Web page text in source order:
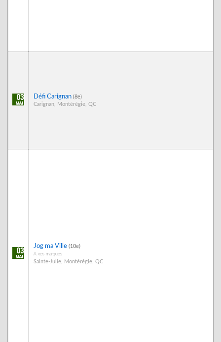
03 Défi Carignan (8e)
Carignan, Montérégie, QC
03 Jog ma Ville (10e)
A vos marques
Sainte-Julie, Montérégie, QC